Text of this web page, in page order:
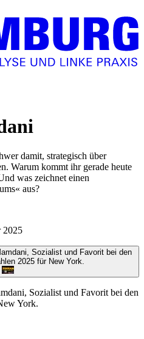
damit, strategisch über
Warum kommt ihr gerade heute
was zeichnet einen
aus?
2025
Sozialist und Favorit bei den
York.